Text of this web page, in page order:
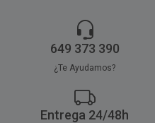
649 373 390
¿Te Ayudamos?
Entrega 24/48h